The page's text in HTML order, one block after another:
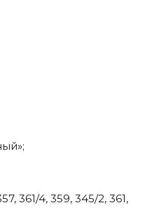
361/4, 359, 345/2, 361,